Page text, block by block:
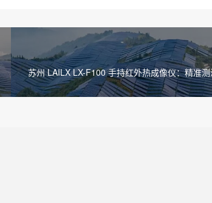
苏州 LAILX LX-F100 手持红外热成像仪：精准测